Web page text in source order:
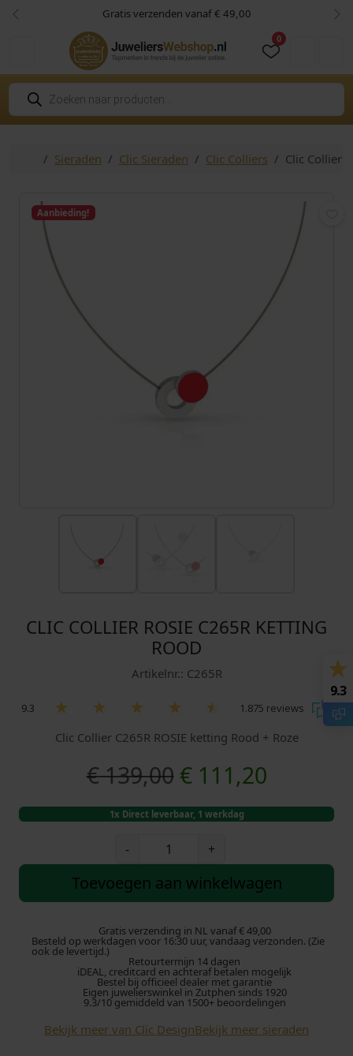
Skip to content
Skip to footer Gratis verzenden vanaf € 49,00
Vorige
0
P
o
d
HomeSieraden Clic Sieraden Clic Colliers Clic Collier
Aanbieding!
CLIC COLLIER ROSIE C265R KETTING
ROOD
Artikelnr.: C265R
9.3 1.875 reviews
Clic Collier C265R ROSIE ketting Rood + Roze
€139,00 O
o
s
p
r
o
n
k
€111,20H
u
d
i
g
e
p
r
1x Direct leverbaar, 1 werkdag
-
o
l
i
e
R
+
Toevoegen aan winkelwagen
Gratis verzending in NL vanaf € 49,00
Besteld op werkdagen voor 16:30 uur, vandaag verzonden. (Zie
ook de levertijd.)
Retourtermijn 14 dagen
iDEAL, creditcard en achteraf betalen mogelijk
Bestel bij officieel dealer met garantie
Eigen juwelierswinkel in Zutphen sinds 1920
9.3/10 gemiddeld van 1500+ beoordelingen
Bekijk meer van Clic DesignBekijk meer sieraden
9.3